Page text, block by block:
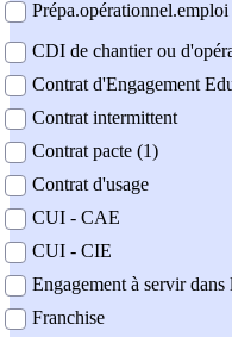
Prépa.opérationnel.emploi
CDI de chantier ou
Contrat d'Engagement
Contrat intermittent
Contrat pacte (1)
Contrat d'usage
CUI - CAE
CUI - CIE
Engagement à servir dans
Franchise